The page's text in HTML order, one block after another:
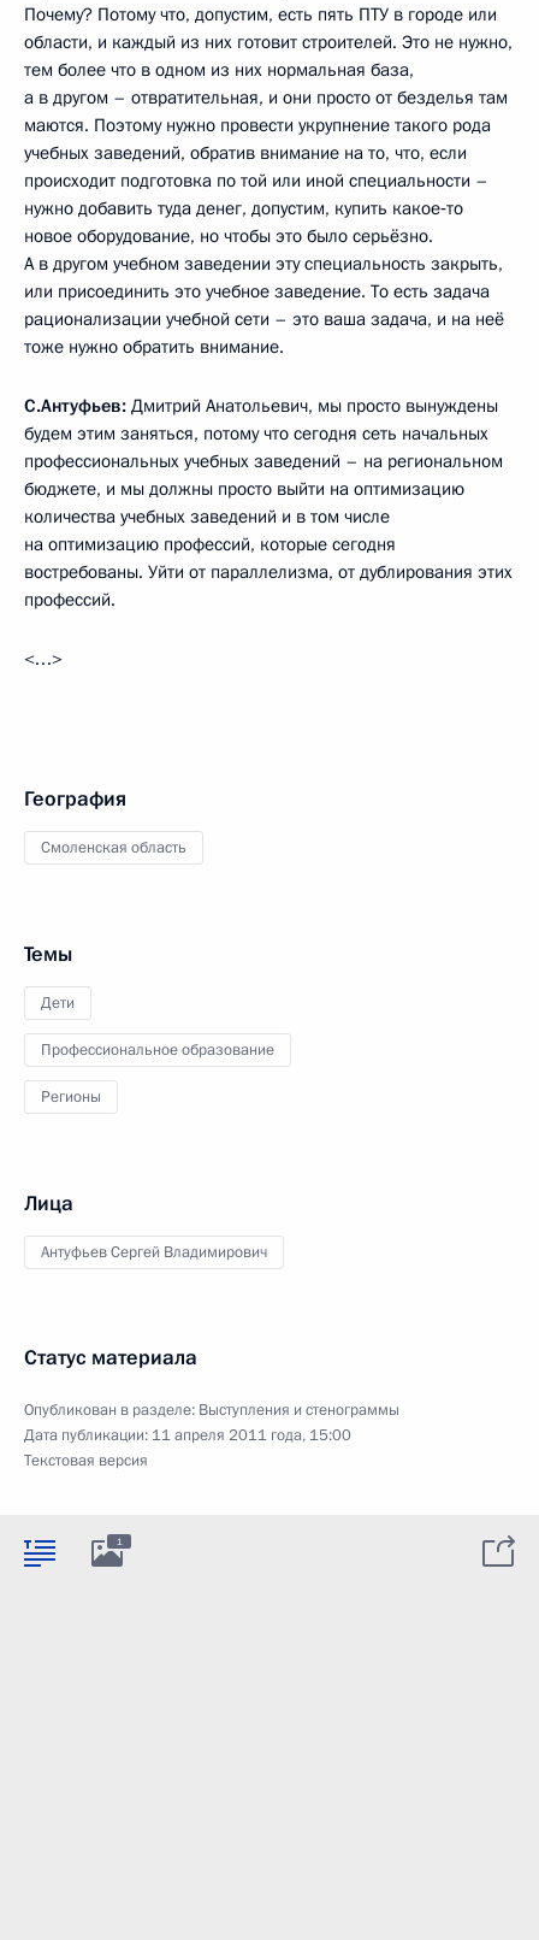
Почему? Потому что, допустим, есть пять ПТУ в городе или
области, и каждый из них готовит строителей. Это не нужно,
тем более что в одном из них нормальная база,
а в другом – отвратительная, и они просто от безделья там
маются. Поэтому нужно провести укрупнение такого рода
учебных заведений, обратив внимание на то, что, если
происходит подготовка по той или иной специальности –
нужно добавить туда денег, допустим, купить какое‑то
новое оборудование, но чтобы это было серьёзно.
А в другом учебном заведении эту специальность закрыть,
или присоединить это учебное заведение. То есть задача
рационализации учебной сети – это ваша задача, и на неё
тоже нужно обратить внимание.
С.Антуфьев: Дмитрий Анатольевич, мы просто вынуждены
будем этим заняться, потому что сегодня сеть начальных
профессиональных учебных заведений – на региональном
бюджете, и мы должны просто выйти на оптимизацию
количества учебных заведений и в том числе
на оптимизацию профессий, которые сегодня
востребованы. Уйти от параллелизма, от дублирования этих
профессий.
<…>
География
Смоленская область
Темы
Дети
Профессиональное образование
Регионы
Лица
Антуфьев Сергей Владимирович
Статус материала
Опубликован в разделе: Выступления и стенограммы
Дата публикации: 11 апреля 2011 года, 15:00
Текстовая версия
1